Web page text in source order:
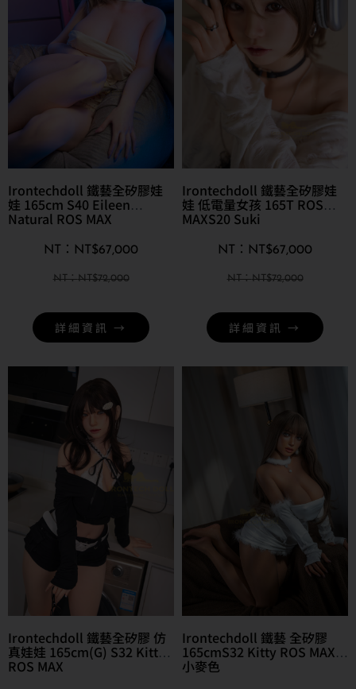
Irontechdoll 鐵藝全矽膠娃
娃 165cm S40 Eileen
Natural ROS MAX
NT$72,000
NT$67,000
詳細資訊 →
Irontechdoll 鐵藝全矽膠娃
娃 低電量女孩 165T ROS
MAXS20 Suki
NT$72,000
NT$67,000
詳細資訊 →
Irontechdoll 鐵藝全矽膠 仿
真娃娃 165cm(G) S32 Kitty
ROS MAX
Irontechdoll 鐵藝 全矽膠
165cmS32 Kitty ROS MAX
小麥色